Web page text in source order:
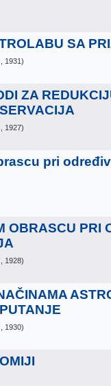
SA
, 1931)
ZA
, 1927)
pri
OBRASCU PRI
, 1928)
, 1930)